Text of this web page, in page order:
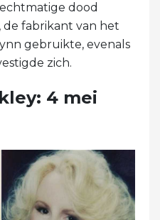
dood
fabrikant van het
gebruikte, evenals
zich.
4 mei